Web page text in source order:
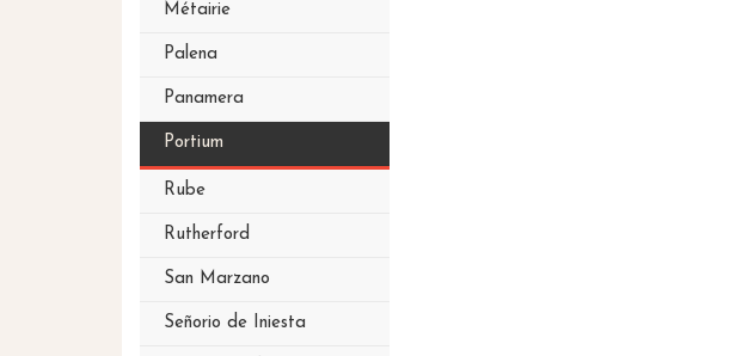
Métairie
Palena
Panamera
Portium
Rube
Rutherford
San Marzano
Señorio de Iniesta